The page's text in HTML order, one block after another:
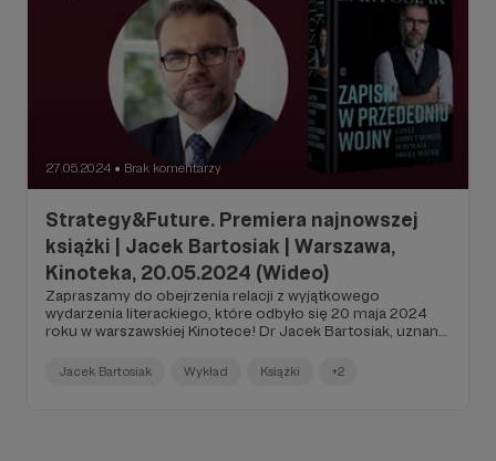
27.05.2024 ● Brak komentarzy
Strategy&Future. Premiera najnowszej
książki | Jacek Bartosiak | Warszawa,
Kinoteka, 20.05.2024 (Wideo)
Zapraszamy do obejrzenia relacji z wyjątkowego
wydarzenia literackiego, które odbyło się 20 maja 2024
roku w warszawskiej Kinotece! Dr Jacek Bartosiak, uznany
zaprezentował swoje najnowsze dzieło.
Jacek Bartosiak Wykład Książki +2